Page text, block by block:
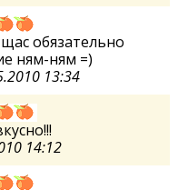
обязательно
ням-ням =)
13:34
14:12